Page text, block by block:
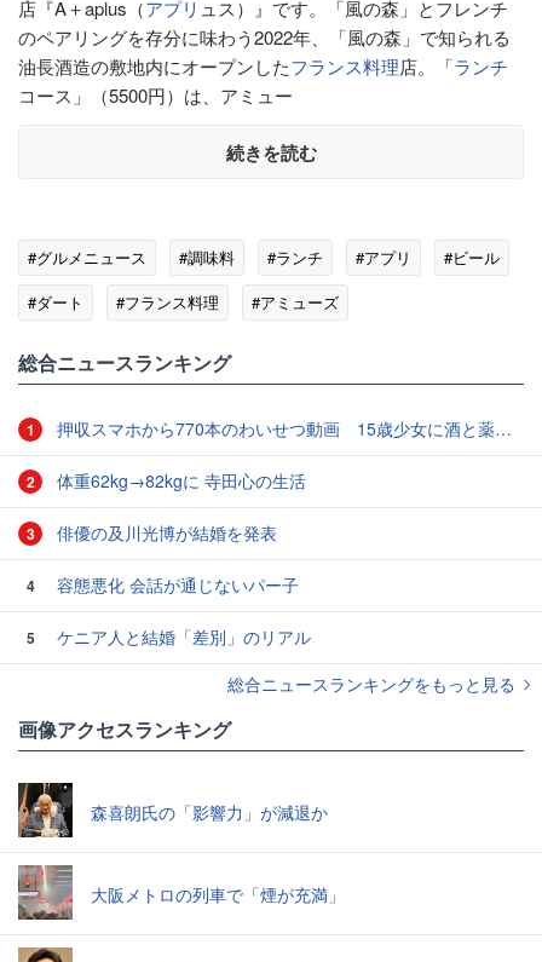
店『A＋aplus（アプリ ュス）』です。「風の森」とフレンチ
のペアリングを存分に味わう2022年、「風の森」で知られる
油長酒造の敷地内にオープンしたフランス料理店。「ランチ
コース」（5500円）は、アミュー
続きを読む
#グルメニュース #調味料 #ランチ #アプリ
#ビール
#ダート
#フランス料理 #アミューズ
総合ニュースランキング
1 押収スマホから770本のわいせつ動画 15歳少女に酒と薬飲ませ性的暴行か 54歳男を再逮捕 「薬もありますよ」とSNSで誘い出し
2 体重62kg→82kgに 寺田心の生活
3 俳優の及川光博が結婚を発表
4 容態悪化 会話が通じないパー子
5
ケニア人と結婚「差別」のリアル
総合ニュースランキングをもっと見る
画像アクセスランキング
森喜朗氏の「影響力」が減退か
大阪メトロの列車で「煙が充満」